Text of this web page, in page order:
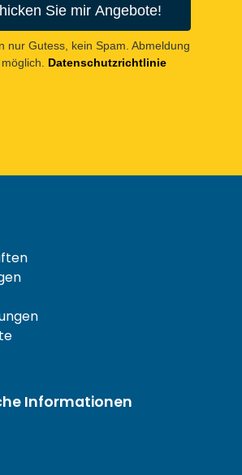
Sie mir Angebote!
nur Gutess, kein Spam. Abmeldung
Datenschutzrichtlinie
Informationen